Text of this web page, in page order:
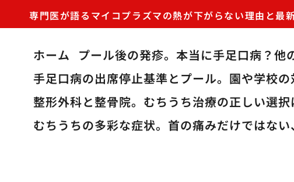
専門医が語るマイコプラズマの熱が下がらない理由と最
ホーム プール後の発疹。本当に手足口病？他
手足口病の出席停止基準とプール。園や学校の
整形外科と整骨院。むちうち治療の正しい選択
むちうちの多彩な症状。首の痛みだけではな